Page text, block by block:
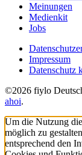
Meinungen
Medienkit
Jobs
Impressum
Datenschutz
©2026 fiylo
ahoi.
Um die Nutzung
möglich zu
entsprechend den